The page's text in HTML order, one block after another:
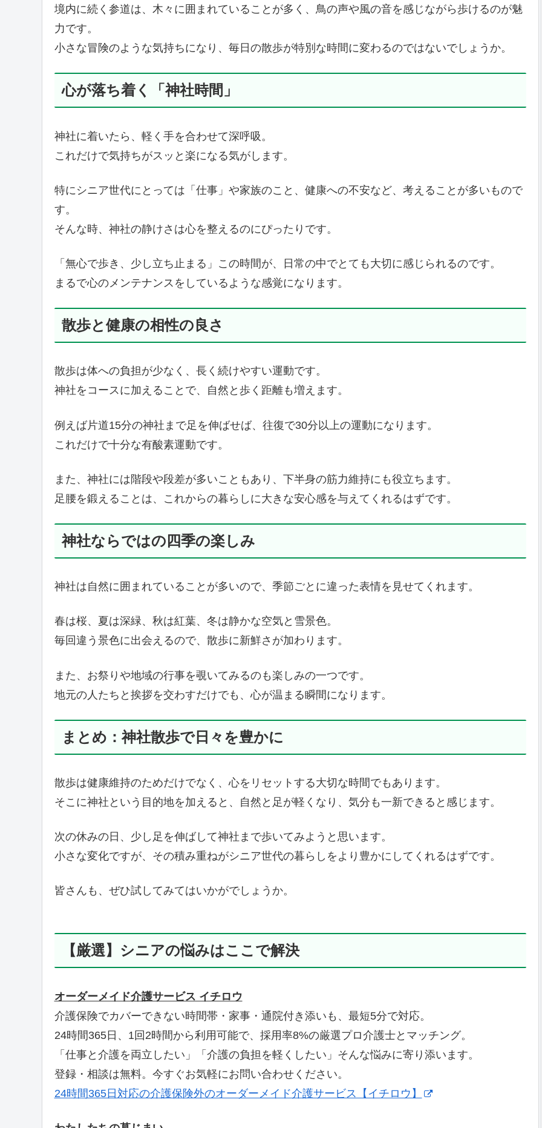
境内に続く参道は、木々に囲まれていることが多く、鳥の声や風の音を感じながら歩けるのが魅
力です。
小さな冒険のような気持ちになり、毎日の散歩が特別な時間に変わるのではないでしょうか。
心が落ち着く「神社時間」
神社に着いたら、軽く手を合わせて深呼吸。
これだけで気持ちがスッと楽になる気がします。
特にシニア世代にとっては「仕事」や家族のこと、健康への不安など、考えることが多いもので
す。
そんな時、神社の静けさは心を整えるのにぴったりです。
「無心で歩き、少し立ち止まる」この時間が、日常の中でとても大切に感じられるのです。
まるで心のメンテナンスをしているような感覚になります。
散歩と健康の相性の良さ
散歩は体への負担が少なく、長く続けやすい運動です。
神社をコースに加えることで、自然と歩く距離も増えます。
例えば片道15分の神社まで足を伸ばせば、往復で30分以上の運動になります。
これだけで十分な有酸素運動です。
また、神社には階段や段差が多いこともあり、下半身の筋力維持にも役立ちます。
足腰を鍛えることは、これからの暮らしに大きな安心感を与えてくれるはずです。
神社ならではの四季の楽しみ
神社は自然に囲まれていることが多いので、季節ごとに違った表情を見せてくれます。
春は桜、夏は深緑、秋は紅葉、冬は静かな空気と雪景色。
毎回違う景色に出会えるので、散歩に新鮮さが加わります。
また、お祭りや地域の行事を覗いてみるのも楽しみの一つです。
地元の人たちと挨拶を交わすだけでも、心が温まる瞬間になります。
まとめ：神社散歩で日々を豊かに
散歩は健康維持のためだけでなく、心をリセットする大切な時間でもあります。
そこに神社という目的地を加えると、自然と足が軽くなり、気分も一新できると感じます。
次の休みの日、少し足を伸ばして神社まで歩いてみようと思います。
小さな変化ですが、その積み重ねがシニア世代の暮らしをより豊かにしてくれるはずです。
皆さんも、ぜひ試してみてはいかがでしょうか。
【厳選】シニアの悩みはここで解決
オーダーメイド介護サービス イチロウ
介護保険でカバーできない時間帯・家事・通院付き添いも、最短5分で対応。
24時間365日、1回2時間から利用可能で、採用率8%の厳選プロ介護士とマッチング。
「仕事と介護を両立したい」「介護の負担を軽くしたい」そんな悩みに寄り添います。
登録・相談は無料。今すぐお気軽にお問い合わせください。
24時間365日対応の介護保険外のオーダーメイド介護サービス【イチロウ】